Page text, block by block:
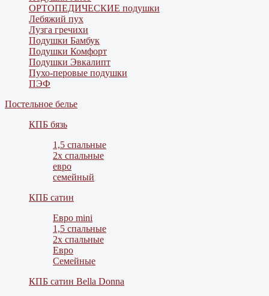
ОРТОПЕДИЧЕСКИЕ подушки
Лебяжий пух
Лузга гречихи
Подушки Бамбук
Подушки Комфорт
Подушки Эвкалипт
Пухо-перовые подушки
ПЭФ
Постельное белье
КПБ бязь
1,5 спальные
2х спальные
евро
семейный
КПБ сатин
Евро mini
1,5 спальные
2х спальные
Евро
Семейные
КПБ сатин Bella Donna